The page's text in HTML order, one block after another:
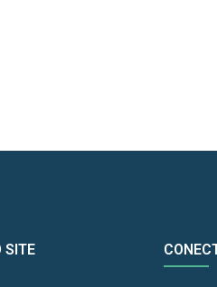
SITE